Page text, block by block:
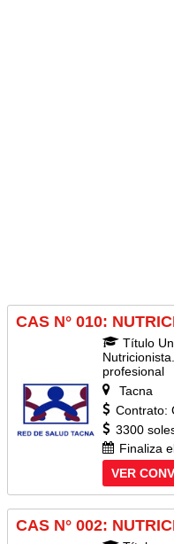
CAS N° 010:
Título
profesional
Tacna
Contrato:
3300
Finaliza
VER
CAS N° 002: